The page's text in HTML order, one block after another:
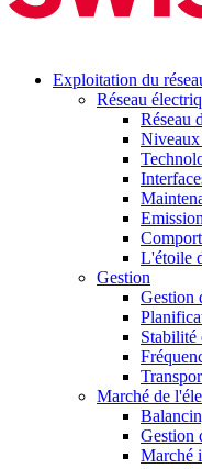
Exploitation du
Réseau
Réseau
Niveaux
L'étoile
Gestion
Gestion
Stabilité
Marché de
Gestion
Marché